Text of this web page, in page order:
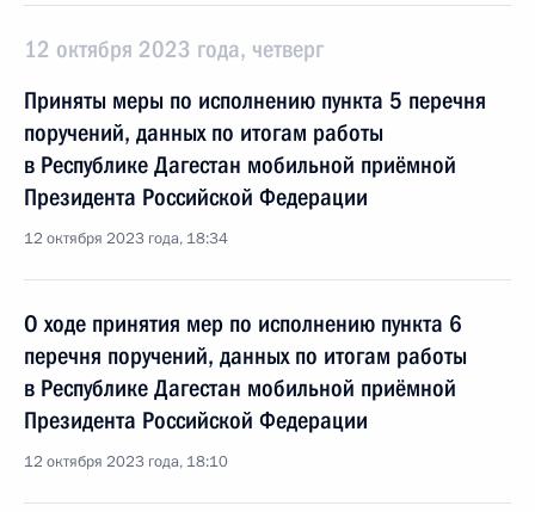
12 октября 2023 года, четверг
Приняты меры по исполнению пункта 5 перечня
поручений, данных по итогам работы
в Республике Дагестан мобильной приёмной
Президента Российской Федерации
12 октября 2023 года, 18:34
О ходе принятия мер по исполнению пункта 6
перечня поручений, данных по итогам работы
в Республике Дагестан мобильной приёмной
Президента Российской Федерации
12 октября 2023 года, 18:10